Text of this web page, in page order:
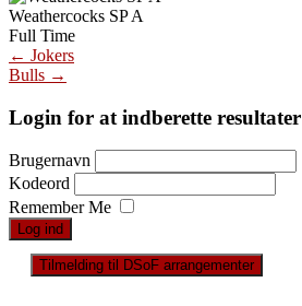
Weathercocks SP A
Full Time
Post
navigation
← Jokers
Bulls →
Login for at indberette resultater
Brugernavn
Kodeord
Remember Me
Tilmelding til DSoF arrangementer